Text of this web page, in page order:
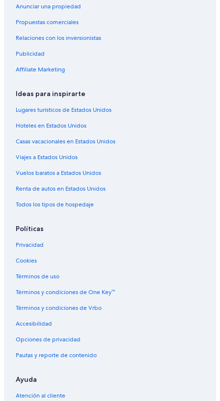
Anunciar una propiedad
Propuestas comerciales
Relaciones con los inversionistas
Publicidad
Affiliate Marketing
Ideas para inspirarte
Lugares turísticos de Estados Unidos
Hoteles en Estados Unidos
Casas vacacionales en Estados Unidos
Viajes a Estados Unidos
Vuelos baratos a Estados Unidos
Renta de autos en Estados Unidos
Todos los tipos de hospedaje
Políticas
Privacidad
Cookies
Términos de uso
Términos y condiciones de One Key™
Términos y condiciones de Vrbo
Accesibilidad
Opciones de privacidad
Pautas y reporte de contenido
Ayuda
Atención al cliente